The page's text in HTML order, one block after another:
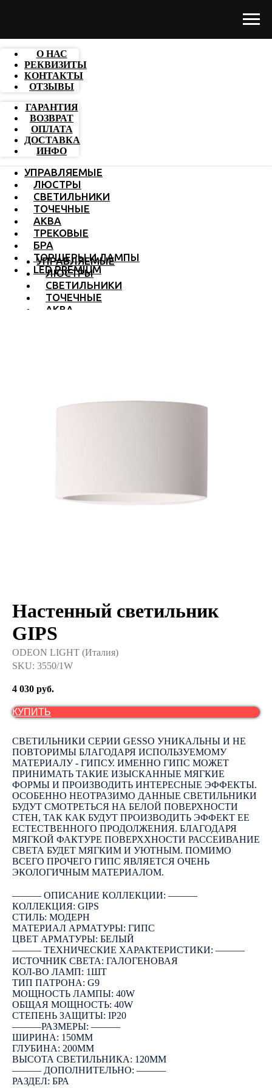
О НАС
РЕКВИЗИТЫ
КОНТАКТЫ
ОТЗЫВЫ
ГАРАНТИЯ
ВОЗВРАТ
ОПЛАТА
ДОСТАВКА
ИНФО
УПРАВЛЯЕМЫЕ
ЛЮСТРЫ
СВЕТИЛЬНИКИ
ТОЧЕЧНЫЕ
АКВА
ТРЕКОВЫЕ
БРА
ТОРШЕРЫ И ЛАМПЫ
LED PREMIUM
УПРАВЛЯЕМЫЕ
ЛЮСТРЫ
СВЕТИЛЬНИКИ
ТОЧЕЧНЫЕ
АКВА
Настенный светильник
GIPS
ODEON LIGHT (Италия)
SKU: 3550/1W
4 030 руб.
КУПИТЬ
СВЕТИЛЬНИКИ СЕРИИ GESSO УНИКАЛЬНЫ И НЕ
ПОВТОРИМЫ БЛАГОДАРЯ ИСПОЛЬЗУЕМОМУ
МАТЕРИАЛУ - ГИПСУ. ИМЕННО ГИПС МОЖЕТ
ПРИНИМАТЬ ТАКИЕ ИЗЫСКАННЫЕ МЯГКИЕ
ФОРМЫ И ПРОИЗВОДИТЬ ИНТЕРЕСНЫЕ ЭФФЕКТЫ.
ОСОБЕННО НЕОТРАЗИМО ДАННЫЕ СВЕТИЛЬНИКИ
БУДУТ СМОТРЕТЬСЯ НА БЕЛОЙ ПОВЕРХНОСТИ
СТЕН, ТАК КАК БУДУТ ПРОИЗВОДИТЬ ЭФФЕКТ ЕЕ
ЕСТЕСТВЕННОГО ПРОДОЛЖЕНИЯ. БЛАГОДАРЯ
МЯГКОЙ ФАКТУРЕ ПОВЕРХХНОСТИ РАССЕИВАНИЕ
СВЕТА БУДЕТ МЯГКИМ И УЮТНЫМ. ПОМИМО
ВСЕГО ПРОЧЕГО ГИПС ЯВЛЯЕТСЯ ОЧЕНЬ
ЭКОЛОГИЧНЫМ МАТЕРИАЛОМ.
――― ОПИСАНИЕ КОЛЛЕКЦИИ: ―――
КОЛЛЕКЦИЯ: GIPS
СТИЛЬ: МОДЕРН
МАТЕРИАЛ АРМАТУРЫ: ГИПС
ЦВЕТ АРМАТУРЫ: БЕЛЫЙ
――― ТЕХНИЧЕСКИЕ ХАРАКТЕРИСТИКИ: ―――
ИСТОЧНИК СВЕТА: ГАЛОГЕНОВАЯ
КОЛ-ВО ЛАМП: 1ШТ
ТИП ПАТРОНА: G9
МОЩНОСТЬ ЛАМПЫ: 40W
ОБЩАЯ МОЩНОСТЬ: 40W
СТЕПЕНЬ ЗАЩИТЫ: IP20
―――РАЗМЕРЫ: ―――
ШИРИНА: 150ММ
ГЛУБИНА: 200ММ
ВЫСОТА СВЕТИЛЬНИКА: 120ММ
――― ДОПОЛНИТЕЛЬНО: ―――
РАЗДЕЛ: БРА